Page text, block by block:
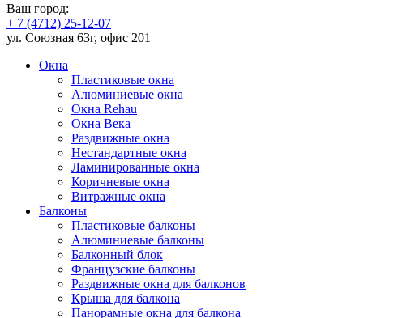
Ваш город:
+ 7 (4712) 25-12-07
ул. Союзная 63г, офис 201
Окна
Пластиковые окна
Алюминиевые окна
Окна Rehau
Окна Века
Раздвижные окна
Нестандартные окна
Ламинированные окна
Коричневые окна
Витражные окна
Балконы
Пластиковые балконы
Алюминиевые балконы
Балконный блок
Французские балконы
Раздвижные окна для балконов
Крыша для балкона
Панорамные окна для балкона